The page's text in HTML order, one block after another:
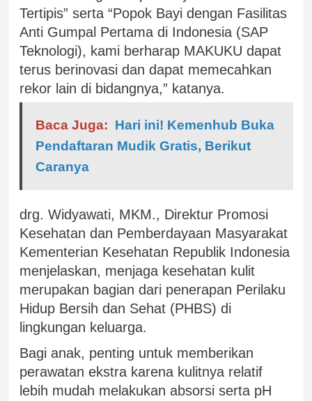
Tertipis” serta “Popok Bayi dengan Fasilitas
Anti Gumpal Pertama di Indonesia (SAP
Teknologi), kami berharap MAKUKU dapat
terus berinovasi dan dapat memecahkan
rekor lain di bidangnya,” katanya.
Baca Juga: Hari ini! Kemenhub Buka
Pendaftaran Mudik Gratis, Berikut
Caranya
drg. Widyawati, MKM., Direktur Promosi
Kesehatan dan Pemberdayaan Masyarakat
Kementerian Kesehatan Republik Indonesia
menjelaskan, menjaga kesehatan kulit
merupakan bagian dari penerapan Perilaku
Hidup Bersih dan Sehat (PHBS) di
lingkungan keluarga.
Bagi anak, penting untuk memberikan
perawatan ekstra karena kulitnya relatif
lebih mudah melakukan absorsi serta pH